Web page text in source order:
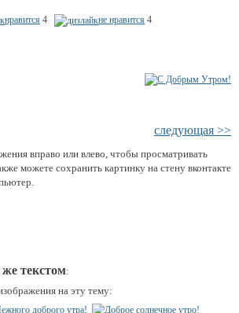
нравится 4 не нравится 4
следующая >>
вправо или влево, чтобы просматривать
можете сохранить картинку на стену вконтакте
текстом:
на эту тему: